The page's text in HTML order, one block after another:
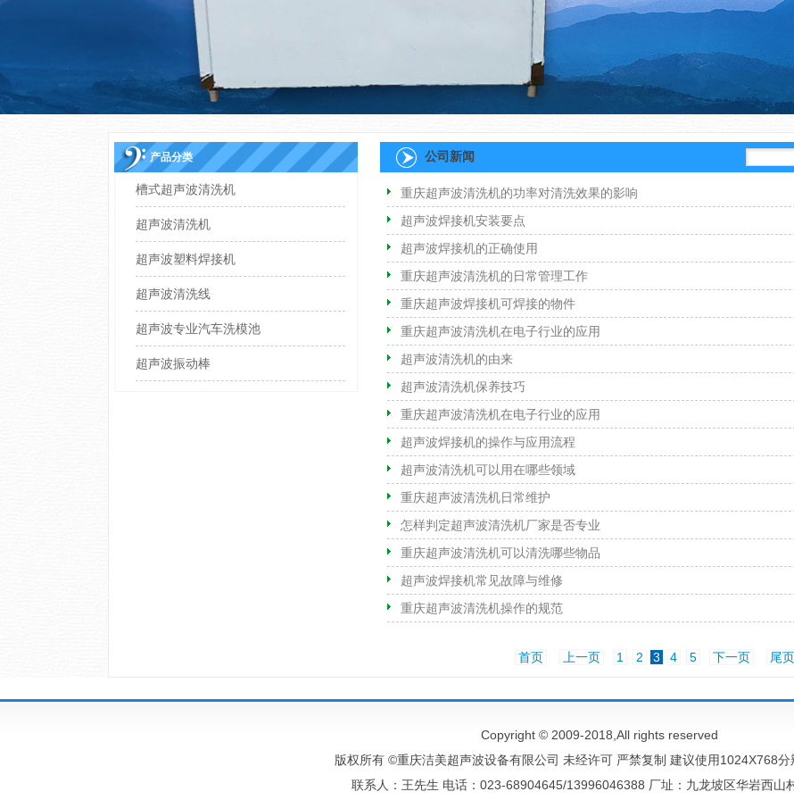
产品分类
槽式超声波清洗机
超声波清洗机
超声波塑料焊接机
超声波清洗线
超声波专业汽车洗模池
超声波振动棒
公司新闻
重庆超声波清洗机的功率对清洗效果的影响
超声波焊接机安装要点
超声波焊接机的正确使用
重庆超声波清洗机的日常管理工作
重庆超声波焊接机可焊接的物件
重庆超声波清洗机在电子行业的应用
超声波清洗机的由来
超声波清洗机保养技巧
重庆超声波清洗机在电子行业的应用
超声波焊接机的操作与应用流程
超声波清洗机可以用在哪些领域
重庆超声波清洗机日常维护
怎样判定超声波清洗机厂家是否专业
重庆超声波清洗机可以清洗哪些物品
超声波焊接机常见故障与维修
重庆超声波清洗机操作的规范
首页 上一页 1 2 3 4 5 下一页 尾页
Copyright © 2009-2018,All rights reserved
版权所有 ©重庆洁美超声波设备有限公司 未经许可 严禁复制 建议使用1024X768分
联系人：王先生 电话：023-68904645/13996046388 厂址：九龙坡区华岩西山